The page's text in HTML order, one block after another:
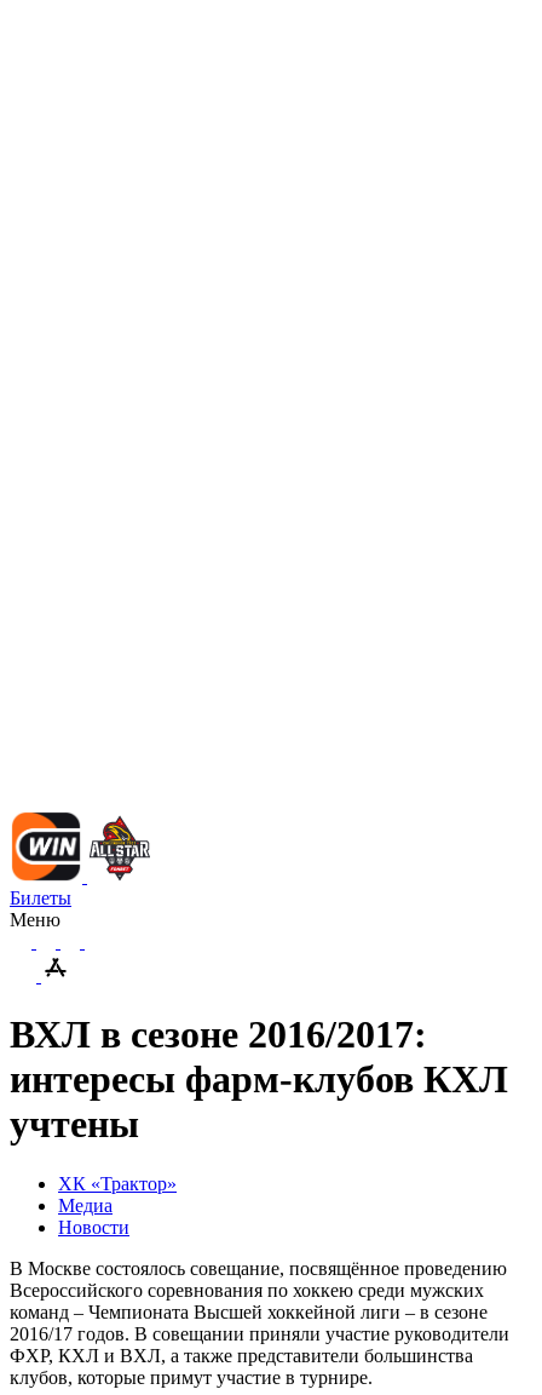
Билеты
Меню
ВХЛ в сезоне 2016/2017:
интересы фарм-клубов КХЛ
учтены
ХК «Трактор»
Медиа
Новости
В Москве состоялось совещание, посвящённое проведению
Всероссийского соревнования по хоккею среди мужских
команд – Чемпионата Высшей хоккейной лиги – в сезоне
2016/17 годов. В совещании приняли участие руководители
ФХР, КХЛ и ВХЛ, а также представители большинства
клубов, которые примут участие в турнире.